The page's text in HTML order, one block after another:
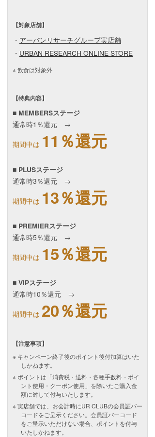
【対象店舗】
・ アーバンリサーチグループ実店舗
・ URBAN RESEARCH ONLINE STORE
飲食は対象外
【特典内容】
■ MEMBERSステージ
通常時1％還元 →
期間中は 11％還元
■ PLUSステージ
通常時3％還元 →
期間中は 13％還元
■ PREMIERステージ
通常時5％還元 →
期間中は 15％還元
■ VIPステージ
通常時10％還元 →
期間中は 20％還元
【注意事項】
キャンペーン終了後のポイント後付加算はいた
しかねます。
ポイントは「消費税・送料・各種手数料・ポイ
ント使用・クーポン使用」を除いたご購入金
額に対して付与いたします。
実店舗では、お会計時にUR CLUBの会員証バー
コードをご呈示ください。会員証バーコード
をご呈示いただけない場合、ポイントを付与
いたしかねます。